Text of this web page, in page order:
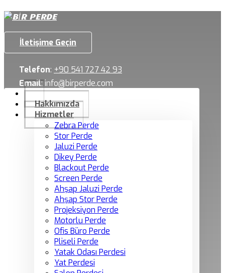
İletişime Geçin
Telefon: +90 541 727 42 93
Email:info@birperde.com
Hakkımızda
Hizmetler
Zebra Perde
Stor Perde
Jaluzi Perde
Dikey Perde
Blackout Perde
Screen Perde
Ahşap Jaluzi Perde
Ahşap Stor Perde
Projeksiyon Perde
Motorlu Perde
Ofis Büro Perde
Pliseli Perde
Yatak Odası Perdesi
Yat Perdesi